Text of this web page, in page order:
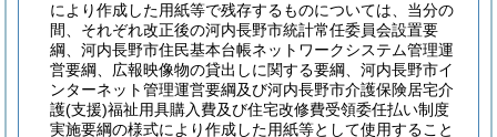
により作成した用紙等で残存するものについては、当分の
間、それぞれ改正後の河内長野市統計常任委員会設置要
綱、河内長野市住民基本台帳ネットワークシステム管理運
営要綱、広報映像物の貸出しに関する要綱、河内長野市イ
ンターネット管理運営要綱及び河内長野市介護保険居宅介
護(支援)福祉用具購入費及び住宅改修費受領委任払い制度
実施要綱の様式により作成した用紙等として使用すること